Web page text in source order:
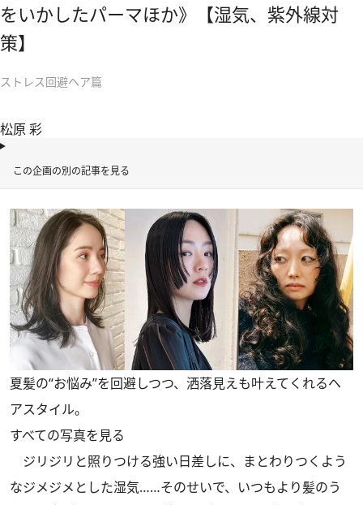
をいかしたパーマほか》【湿気、紫外線対
策】
ストレス回避ヘア篇
松原 彩
この企画の別の記事を見る
夏髪の“お悩み”を回避しつつ、洒落見えも叶えてくれるヘ
アスタイル。
すべての写真を見る
ジリジリと照りつける強い日差しに、まとわりつくよう
なジメジメとした湿気……そのせいで、いつもより髪のう